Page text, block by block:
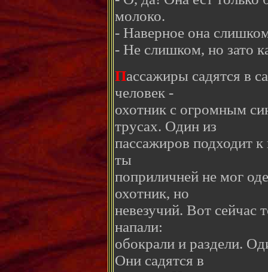
молоко.
- Наверное она
- Не слишком, но зато
Пассажиры садятся в
человек -
охотник с огромным
трусах. Один из
пассажиров подходит
ты
поприличней не мог
охотник, но
невезучий. Вот сейчас
напали:
обокрали и раздели.
Они садятся в